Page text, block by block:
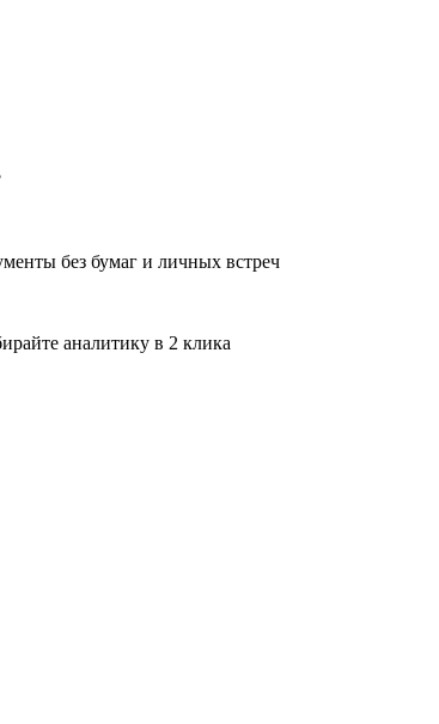
без бумаг и личных встреч
аналитику в 2 клика